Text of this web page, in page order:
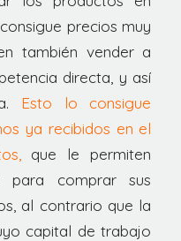
precios muy
también vender a
directa, y así
Esto lo consigue
ya recibidos en el
que le permiten
para comprar sus
al contrario que la
capital de trabajo